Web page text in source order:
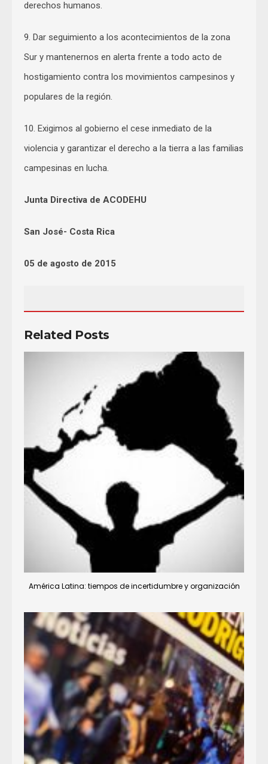
derechos humanos.
9. Dar seguimiento a los acontecimientos de la zona
Sur y mantenernos en alerta frente a todo acto de
hostigamiento contra los movimientos campesinos y
populares de la región.
10. Exigimos al gobierno el cese inmediato de la
violencia y garantizar el derecho a la tierra a las familias
campesinas en lucha.
Junta Directiva de ACODEHU
San José- Costa Rica
05 de agosto de 2015
Related Posts
América Latina: tiempos de incertidumbre y organización